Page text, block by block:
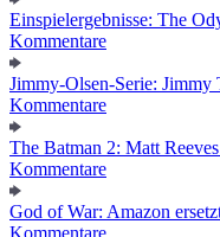
Einspielergebnisse: The
Kommentare
Jimmy-Olsen-Serie:
Kommentare
The Batman 2: Matt
Kommentare
God of War: Amazon